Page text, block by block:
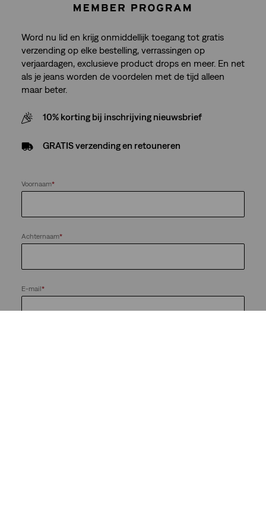
Word nu lid en krijg onmiddellijk toegang tot gratis
verzending op elke bestelling, verrassingen op
verjaardagen, exclusieve product drops en meer. En net
als je jeans worden de voordelen met de tijd alleen
maar beter.
10% korting bij inschrijving nieuwsbrief
GRATIS verzending en retouneren
Voornaam*
Achternaam*
E-mail*